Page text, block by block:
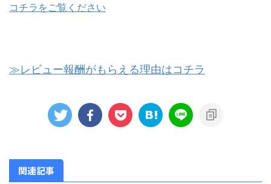
コチラをご覧ください
≫レビュー報酬がもらえる理由はコチラ
関連記事